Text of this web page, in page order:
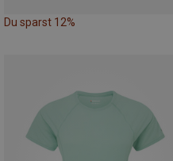
Du sparst 12%